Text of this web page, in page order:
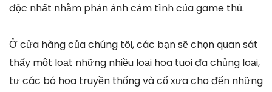
độc nhất nhằm phản ảnh cảm tình của game thủ.
Ở cửa hàng của chúng tôi, các bạn sẽ chọn quan sát
thấy một loạt những nhiều loại hoa tuoi đa chủng loại,
tự các bó hoa truyền thống và cổ xưa cho đến những